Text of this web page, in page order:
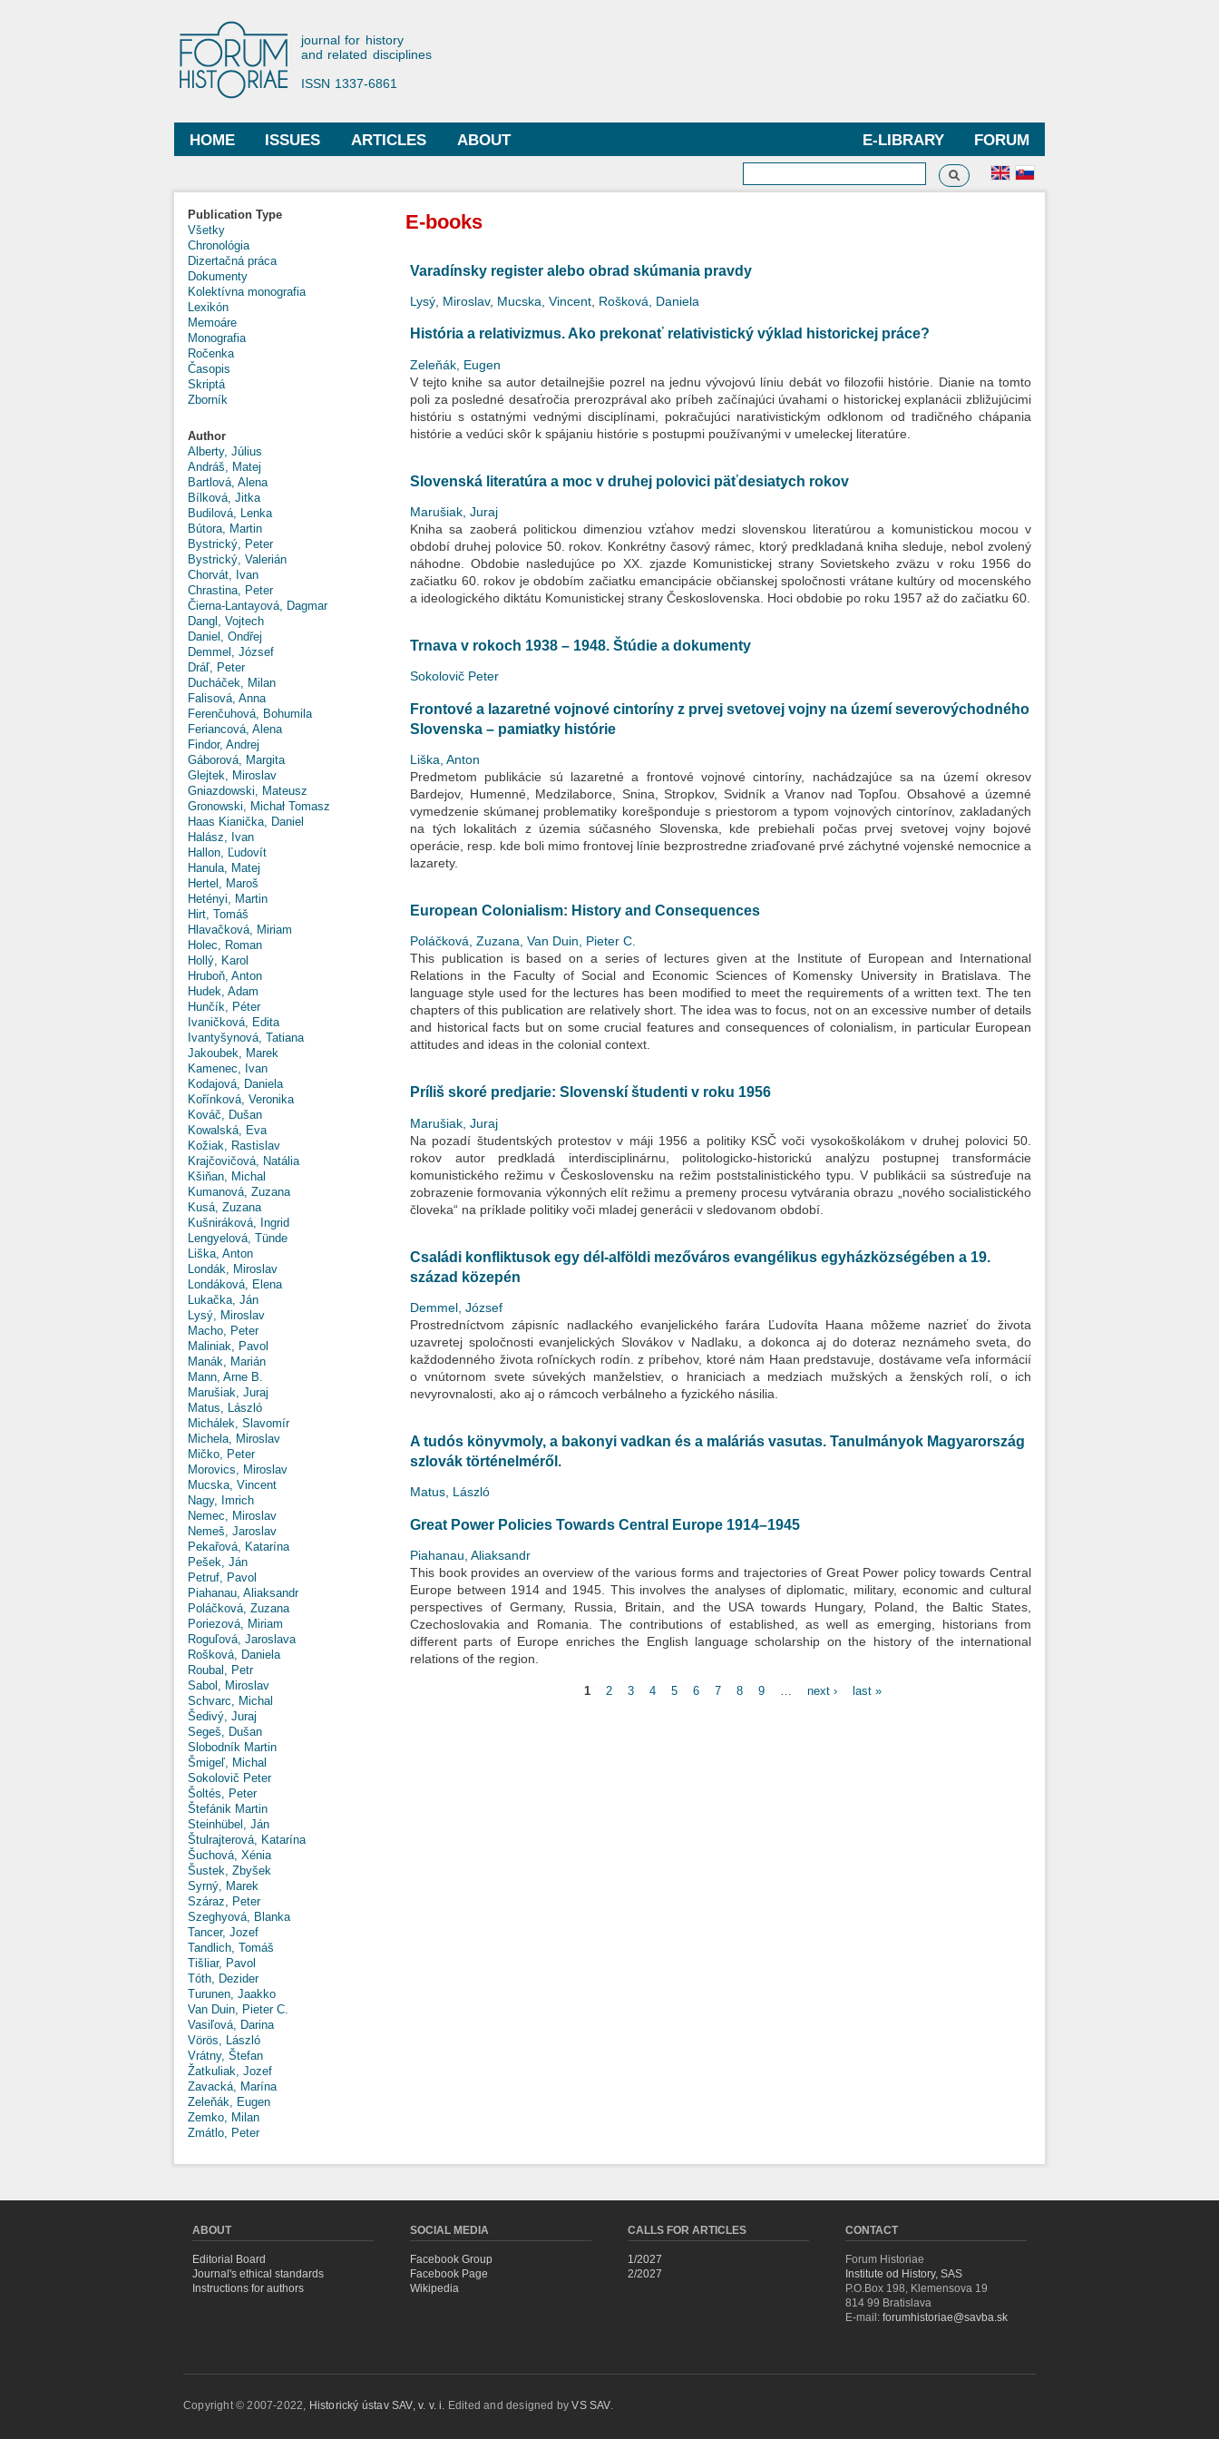
Forum Historiae
journal for history
and related disciplines
ISSN 1337-6861
Main menu
HOME ISSUES ARTICLES FORUM
E-LIBRARY
ABOUT
Search form
Search
Publication Type
Všetky
Chronológia
Dizertačná práca
Dokumenty
Kolektívna monografia
Lexikón
Memoáre
Monografia
Ročenka
Časopis
Skriptá
Zborník
Author
Alberty, Július
Andráš, Matej
Bartlová, Alena
Bílková, Jitka
Budilová, Lenka
Bútora, Martin
Bystrický, Peter
Bystrický, Valerián
Chorvát, Ivan
Chrastina, Peter
Čierna-Lantayová, Dagmar
Dangl, Vojtech
Daniel, Ondřej
Demmel, József
Dráľ, Peter
Ducháček, Milan
Falisová, Anna
Ferenčuhová, Bohumila
Feriancová, Alena
Findor, Andrej
Gáborová, Margita
Glejtek, Miroslav
Gniazdowski, Mateusz
Gronowski, Michał Tomasz
Haas Kianička, Daniel
Halász, Ivan
Hallon, Ľudovít
Hanula, Matej
Hertel, Maroš
Hetényi, Martin
Hirt, Tomáš
Hlavačková, Miriam
Holec, Roman
Hollý, Karol
Hruboň, Anton
Hudek, Adam
Hunčík, Péter
Ivaničková, Edita
Ivantyšynová, Tatiana
Jakoubek, Marek
Kamenec, Ivan
Kodajová, Daniela
Kořínková, Veronika
Kováč, Dušan
Kowalská, Eva
Kožiak, Rastislav
Krajčovičová, Natália
Kšiňan, Michal
Kumanová, Zuzana
Kusá, Zuzana
Kušniráková, Ingrid
Lengyelová, Tünde
Liška, Anton
Londák, Miroslav
Londáková, Elena
Lukačka, Ján
Lysý, Miroslav
Macho, Peter
Maliniak, Pavol
Manák, Marián
Mann, Arne B.
Marušiak, Juraj
Matus, László
Michálek, Slavomír
Michela, Miroslav
Mičko, Peter
Morovics, Miroslav
Mucska, Vincent
Nagy, Imrich
Nemec, Miroslav
Nemeš, Jaroslav
Pekařová, Katarína
Pešek, Ján
Petruf, Pavol
Piahanau, Aliaksandr
Poláčková, Zuzana
Poriezová, Miriam
Roguľová, Jaroslava
Rošková, Daniela
Roubal, Petr
Sabol, Miroslav
Schvarc, Michal
Šedivý, Juraj
Segeš, Dušan
Slobodník Martin
Šmigeľ, Michal
Sokolovič Peter
Šoltés, Peter
Štefánik Martin
Steinhübel, Ján
Štulrajterová, Katarína
Šuchová, Xénia
Šustek, Zbyšek
Syrný, Marek
Száraz, Peter
Szeghyová, Blanka
Tancer, Jozef
Tandlich, Tomáš
Tišliar, Pavol
Tóth, Dezider
Turunen, Jaakko
Van Duin, Pieter C.
Vasiľová, Darina
Vörös, László
Vrátny, Štefan
Žatkuliak, Jozef
Zavacká, Marína
Zeleňák, Eugen
Zemko, Milan
Zmátlo, Peter
E-books
Varadínsky register alebo obrad skúmania pravdy
Lysý, Miroslav, Mucska, Vincent Rošková, Daniela
História a relativizmus. Ako prekonať relativistický výklad historickej práce?
Zeleňák, Eugen
V tejto knihe sa autor detailnejšie pozrel na jednu vývojovú líniu debát vo filozofii histórie. Dianie na tomto
poli za posledné desaťročia prerozprával ako príbeh začínajúci úvahami o historickej explanácii zbližujúcimi
históriu s ostatnými vednými disciplínami, pokračujúci narativistickým odklonom od tradičného chápania
histórie a vedúci skôr k spájaniu histórie s postupmi používanými v umeleckej literatúre.
Slovenská literatúra a moc v druhej polovici päťdesiatych rokov
Marušiak, Juraj
Kniha sa zaoberá politickou dimenziou vzťahov medzi slovenskou literatúrou a komunistickou mocou v
období druhej polovice 50. rokov. Konkrétny časový rámec, ktorý predkladaná kniha sleduje, nebol zvolený
náhodne. Obdobie nasledujúce po XX. zjazde Komunistickej strany Sovietskeho zväzu v roku 1956 do
začiatku 60. rokov je obdobím začiatku emancipácie občianskej spoločnosti vrátane kultúry od mocenského
a ideologického diktátu Komunistickej strany Československa. Hoci obdobie po roku 1957 až do začiatku 60.
Trnava v rokoch 1938 – 1948. Štúdie a dokumenty
Sokolovič Peter
Frontové a lazaretné vojnové cintoríny z prvej svetovej vojny na území severovýchodného
Slovenska – pamiatky histórie
Liška, Anton
Predmetom publikácie sú lazaretné a frontové vojnové cintoríny, nachádzajúce sa na území okresov
Bardejov, Humenné, Medzilaborce, Snina, Stropkov, Svidník a Vranov nad Topľou. Obsahové a územné
vymedzenie skúmanej problematiky korešponduje s priestorom a typom vojnových cintorínov, zakladaných
na tých lokalitách z územia súčasného Slovenska, kde prebiehali počas prvej svetovej vojny bojové
operácie, resp. kde boli mimo frontovej línie bezprostredne zriaďované prvé záchytné vojenské nemocnice a
lazarety.
European Colonialism: History and Consequences
Poláčková, Zuzana, Van Duin, Pieter C.
This publication is based on a series of lectures given at the Institute of European and International
Relations in the Faculty of Social and Economic Sciences of Komensky University in Bratislava. The
language style used for the lectures has been modified to meet the requirements of a written text. The ten
chapters of this publication are relatively short. The idea was to focus, not on an excessive number of details
and historical facts but on some crucial features and consequences of colonialism, in particular European
attitudes and ideas in the colonial context.
Príliš skoré predjarie: Slovenskí študenti v roku 1956
Marušiak, Juraj
Na pozadí študentských protestov v máji 1956 a politiky KSČ voči vysokoškolákom v druhej polovici 50.
rokov autor predkladá interdisciplinárnu, politologicko-historickú analýzu postupnej transformácie
komunistického režimu v Československu na režim poststalinistického typu. V publikácii sa sústreďuje na
zobrazenie formovania výkonných elít režimu a premeny procesu vytvárania obrazu „nového socialistického
človeka“ na príklade politiky voči mladej generácii v sledovanom období.
Családi konfliktusok egy dél-alföldi mezőváros evangélikus egyházközségében a 19.
század közepén
Demmel, József
Prostredníctvom zápisníc nadlackého evanjelického farára Ľudovíta Haana môžeme nazrieť do života
uzavretej spoločnosti evanjelických Slovákov v Nadlaku, a dokonca aj do doteraz neznámeho sveta, do
každodenného života roľníckych rodín. z príbehov, ktoré nám Haan predstavuje, dostávame veľa informácií
o vnútornom svete súvekých manželstiev, o hraniciach a medziach mužských a ženských rolí, o ich
nevyrovnalosti, ako aj o rámcoch verbálneho a fyzického násilia.
A tudós könyvmoly, a bakonyi vadkan és a maláriás vasutas. Tanulmányok Magyarország
szlovák történelméről.
Matus, László
Great Power Policies Towards Central Europe 1914–1945
Piahanau, Aliaksandr
This book provides an overview of the various forms and trajectories of Great Power policy towards Central
Europe between 1914 and 1945. This involves the analyses of diplomatic, military, economic and cultural
perspectives of Germany, Russia, Britain, and the USA towards Hungary, Poland, the Baltic States,
Czechoslovakia and Romania. The contributions of established, as well as emerging, historians from
different parts of Europe enriches the English language scholarship on the history of the international
relations of the region.
1 2 3 4 5 6 7 8 9 next › last »
ABOUT
Editorial Board
Journal's ethical standards
Instructions for authors
SOCIAL MEDIA
Facebook Group
Facebook Page
Wikipedia
CALLS FOR ARTICLES
1/2027
2/2027
CONTACT
Forum Historiae
Institute od History, SAS
P.O.Box 198, Klemensova 19
814 99 Bratislava
E-mail: forumhistoriae@savba.sk
Copyright © 2007-2022, Historický ústav SAV, v. v. i. Edited and designed byVS SAV.